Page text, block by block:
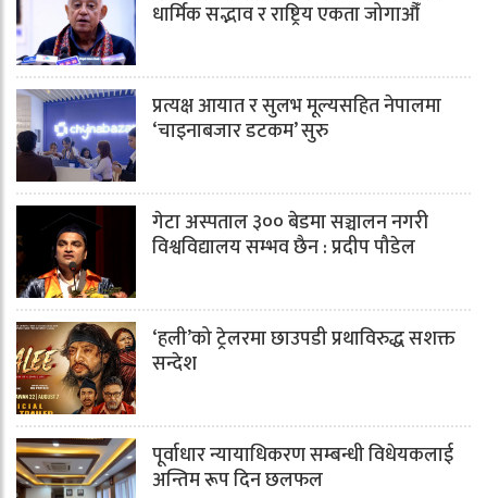
धार्मिक सद्भाव र राष्ट्रिय एकता जोगाऔँ
प्रत्यक्ष आयात र सुलभ मूल्यसहित नेपालमा
‘चाइनाबजार डटकम’ सुरु
गेटा अस्पताल ३०० बेडमा सञ्चालन नगरी
विश्वविद्यालय सम्भव छैन : प्रदीप पौडेल
‘हली’को ट्रेलरमा छाउपडी प्रथाविरुद्ध सशक्त
सन्देश
पूर्वाधार न्यायाधिकरण सम्बन्धी विधेयकलाई
अन्तिम रूप दिन छलफल